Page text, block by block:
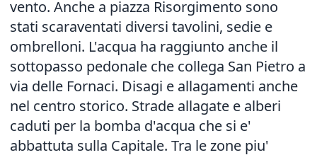
vento. Anche a piazza Risorgimento sono
stati scaraventati diversi tavolini, sedie e
ombrelloni. L'acqua ha raggiunto anche il
sottopasso pedonale che collega San Pietro a
via delle Fornaci. Disagi e allagamenti anche
nel centro storico. Strade allagate e alberi
caduti per la bomba d'acqua che si e'
abbattuta sulla Capitale. Tra le zone piu'